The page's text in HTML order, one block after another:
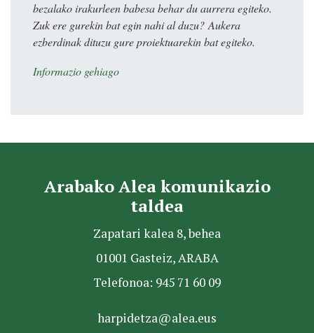
bezalako irakurleen babesa behar du aurrera egiteko.
Zuk ere gurekin bat egin nahi al duzu? Aukera
ezberdinak dituzu gure proiektuarekin bat egiteko.
Informazio gehiago
Arabako Alea komunikazio
taldea
Zapatari kalea 8, behea
01001 Gasteiz, ARABA
Telefonoa: 945 71 60 09
harpidetza@alea.eus